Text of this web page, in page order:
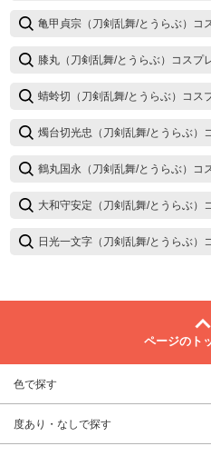
亀甲貞宗（刀剣乱舞/とうらぶ）コ
膝丸（刀剣乱舞/とうらぶ）コスプ
蜻蛉切（刀剣乱舞/とうらぶ）コス
燭台切光忠（刀剣乱舞/とうらぶ）
鶴丸国永（刀剣乱舞/とうらぶ）コ
大和守安定（刀剣乱舞/とうらぶ）
日光一文字（刀剣乱舞/とうらぶ）
ページのト
色で探す
度あり・なしで探す